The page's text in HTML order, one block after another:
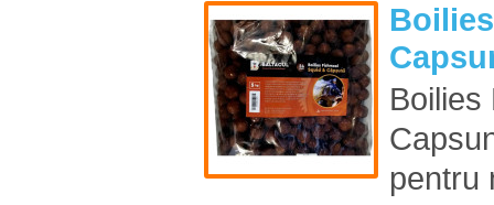
Boilies
pentru